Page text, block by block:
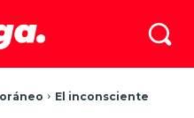
El inconsciente